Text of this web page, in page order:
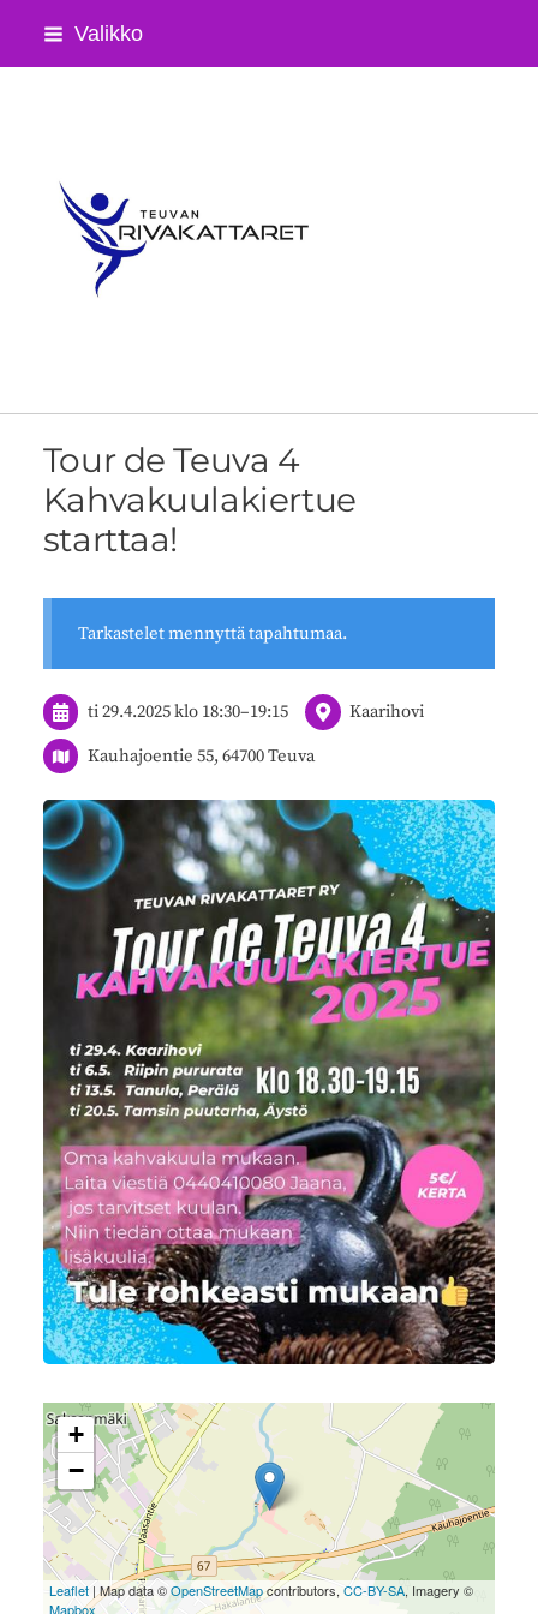
Siirry
Valikko
Teuvan Rivakattaret ry
Tour de Teuva 4
Kahvakuulakiertue
starttaa!
Tarkastelet mennyttä tapahtumaa.
ti 29.4.2025klo 18:30–19:15
Kaarihovi
Kauhajoentie 55, 64700 Teuva
+
−
Leaflet| Map data ©OpenStreetMapcontributors, CC-BY-SA, Imagery ©
Mapbox